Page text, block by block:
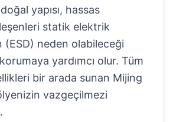
yapısı, hassas
statik elektrik
(ESD) neden olabileceği
yardımcı olur. Tüm
bir arada sunan Mijing
vazgeçilmezi